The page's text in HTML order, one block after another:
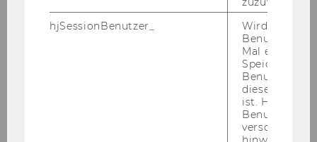
rich­ti­gung, Lö­schung, Ein­schrän­kung der Ver­
ar­bei­tung, Da­ten­über­trag­bar­keit sowie Wi­der­
spruch zu. Dar­über hin­aus haben Sie als Be­trof­
fe­ne oder Be­trof­fe­ner das Recht, all­fäl­li­ge Be­
schwer­den bei der ös­ter­rei­chi­schen Da­ten­
schutz­be­hör­de ein­zu­brin­gen. Nä­he­re In­for­ma­
tio­nen zu Ihren Rech­ten als be­trof­fe­ne Per­son
hjSessionBenutzer_
Wird gesetzt,
Benutzer
Mal eine
Speichert die
Benutzer-ID,
diese Seite
ist. Hotjar
Benutzer
verschiedene